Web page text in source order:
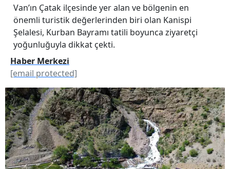
Van’ın Çatak ilçesinde yer alan ve bölgenin en
önemli turistik değerlerinden biri olan Kanispi
Şelalesi, Kurban Bayramı tatili boyunca ziyaretçi
yoğunluğuyla dikkat çekti.
Haber Merkezi
[email protected]